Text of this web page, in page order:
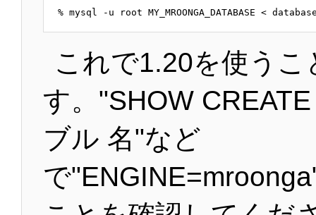
これで1.20を使うこ
す。"SHOW
ブル 名"など
で